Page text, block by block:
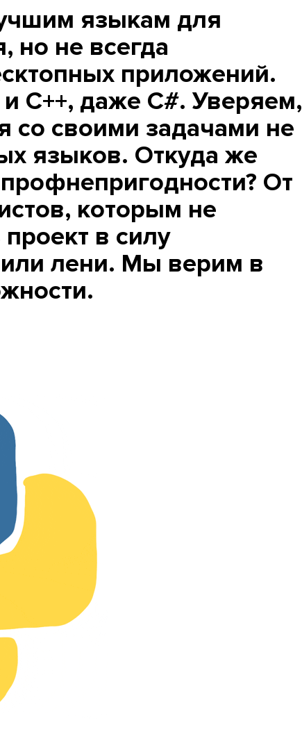
языкам для
но не всегда
приложений.
C++, даже С#. Уверяем,
со своими задачами не
языков. Откуда же
От
которым не
в силу
или лени. Мы верим в